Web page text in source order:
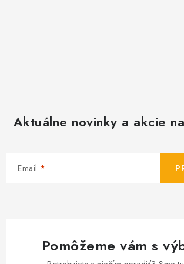
Aktuálne novinky a akcie
Email
Pomôžeme vám s